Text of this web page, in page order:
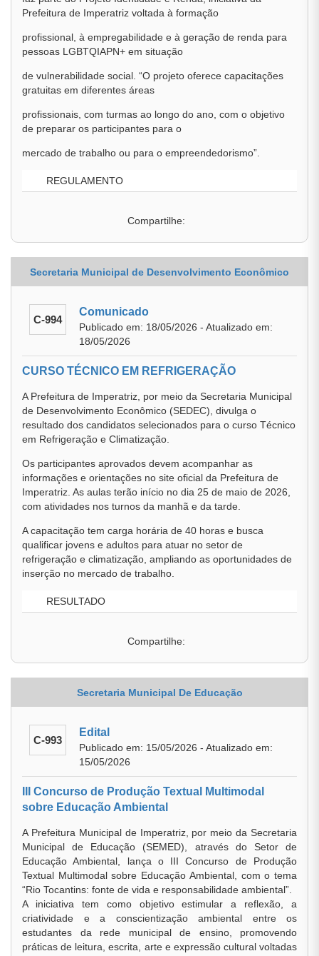
Prefeitura de Imperatriz voltada à formação
profissional, à empregabilidade e à geração de renda para
pessoas LGBTQIAPN+ em situação
de vulnerabilidade social. “O projeto oferece capacitações
gratuitas em diferentes áreas
profissionais, com turmas ao longo do ano, com o objetivo
de preparar os participantes para o
mercado de trabalho ou para o empreendedorismo”.
REGULAMENTO
Compartilhe:
Secretaria Municipal de Desenvolvimento Econômico
C-994
Comunicado
Publicado em: 18/05/2026 - Atualizado em:
18/05/2026
CURSO TÉCNICO EM REFRIGERAÇÃO
A Prefeitura de Imperatriz, por meio da Secretaria Municipal
de Desenvolvimento Econômico (SEDEC), divulga o
resultado dos candidatos selecionados para o curso Técnico
em Refrigeração e Climatização.
Os participantes aprovados devem acompanhar as
informações e orientações no site oficial da Prefeitura de
Imperatriz. As aulas terão início no dia 25 de maio de 2026,
com atividades nos turnos da manhã e da tarde.
A capacitação tem carga horária de 40 horas e busca
qualificar jovens e adultos para atuar no setor de
refrigeração e climatização, ampliando as oportunidades de
inserção no mercado de trabalho.
RESULTADO
Compartilhe:
Secretaria Municipal De Educação
C-993
Edital
Publicado em: 15/05/2026 - Atualizado em:
15/05/2026
III Concurso de Produção Textual Multimodal
sobre Educação Ambiental
A Prefeitura Municipal de Imperatriz, por meio da Secretaria
Municipal de Educação (SEMED), através do Setor de
Educação Ambiental, lança o III Concurso de Produção
Textual Multimodal sobre Educação Ambiental, com o tema
“Rio Tocantins: fonte de vida e responsabilidade ambiental”.
A iniciativa tem como objetivo estimular a reflexão, a
criatividade e a conscientização ambiental entre os
estudantes da rede municipal de ensino, promovendo
práticas de leitura, escrita, arte e expressão cultural voltadas